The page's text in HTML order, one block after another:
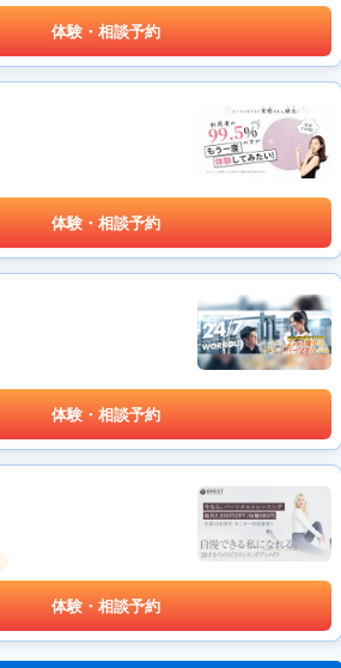
体験・相談予約
体験・相談予約
体験・相談予約
体験・相談予約